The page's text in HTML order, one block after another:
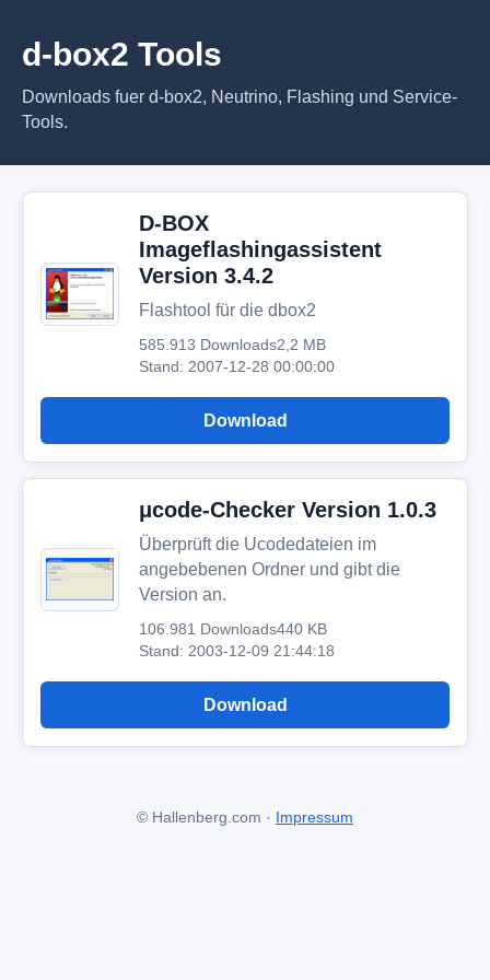
d-box2 Tools
Downloads fuer d-box2, Neutrino, Flashing und Service-
Tools.
D-BOX
Imageflashingassistent
Version 3.4.2
Flashtool für die dbox2
585.913 Downloads2,2 MB
Stand: 2007-12-28 00:00:00
Download
μcode-Checker Version 1.0.3
Überprüft die Ucodedateien im
angebebenen Ordner und gibt die
Version an.
106.981 Downloads440 KB
Stand: 2003-12-09 21:44:18
Download
© Hallenberg.com · Impressum